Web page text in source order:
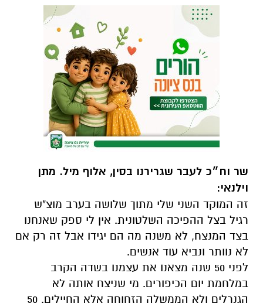
שר וח״כ לעבר שגרירנו בסין, אלוף מיל. מתן
וילנאי:
זה המוקד השני שלי מתוך שלושה בערב מוצ"ש
רגיל בצל ההפיכה השלטונית. אין לי ספק שאנחנו
בצד המנצח, לא משנה מה הם יגידו אבל זה רק אם
לא נוותר ונביא עוד אנשים.
לפני 50 שנה מצאנו את עצמנו בשדה הקרב
במלחמת יום הכיפורים. מי שניצח אותה לא
הגנרלים ולא הממשלה הזחוחה אלא החיילים. 50